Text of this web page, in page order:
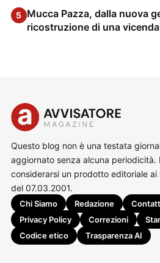
5 Mucca Pazza, dalla nuova
ricostruzione di una
Questo blog non è una testata
aggiornato senza alcuna periodicità.
considerarsi un prodotto editoriale
del 07.03.2001.
Chi Siamo Redazione
Privacy Policy
Correzioni
Codice etico
Trasparenza AI